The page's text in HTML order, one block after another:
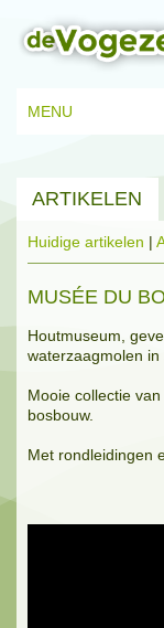
MENU
ARTIKELEN
Huidige artikelen |
MUSÉE DU
Houtmuseum,
waterzaagmolen
Mooie collectie
bosbouw.
Met rondleidingen